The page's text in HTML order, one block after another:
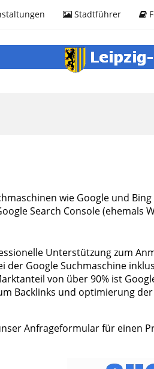
Stadtführer
wie Google und
Search Console
Unterstützung zum
der Google Suchmaschine
von über 90% ist
Backlinks und optimierung
Anfrageformular für einen